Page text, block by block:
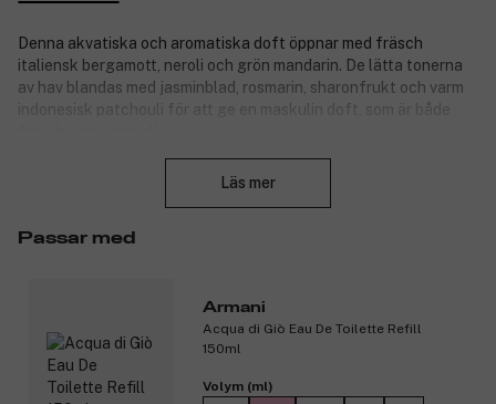
Denna akvatiska och aromatiska doft öppnar med fräsch
italiensk bergamott, neroli och grön mandarin. De lätta tonerna
av hav blandas med jasminblad, rosmarin, sharonfrukt och varm
indonesisk patchouli för att ge en maskulin doft, som är både
från marina toner. Världens mest sålda herrdoft.
Ge honom en lyxig present med Armani. Denna doft är den
Läs mer
Passar med
Armani
Acqua di Giò Eau De Toilette Refill
150ml
Volym (ml)